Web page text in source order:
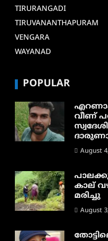
TIRURANGADI
TIRUVANANTHAPURAM
VENGARA
WAYANAD
POPULAR
വീണ്
August
കാല്
മരിച്ചു
August